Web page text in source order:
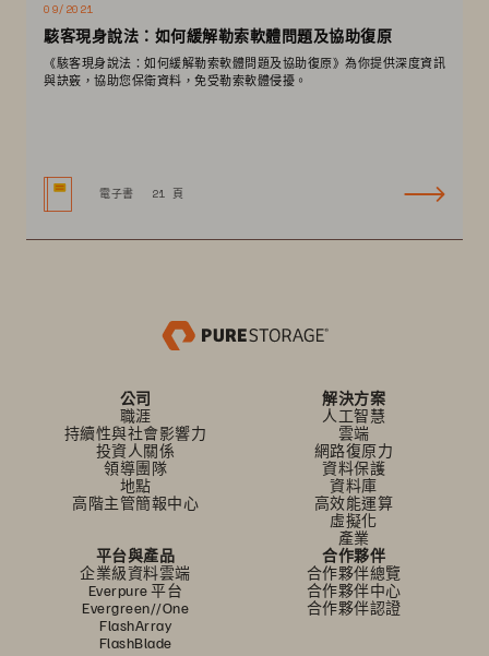
09/2021
駭客現身說法：如何緩解勒索軟體問題及協助復原
《駭客現身說法：如何緩解勒索軟體問題及協助復原》為你提供深度資訊
與訣竅，協助您保衛資料，免受勒索軟體侵擾。
電子書 21 頁
公司
職涯
持續性與社會影響力
投資人關係
領導團隊
地點
高階主管簡報中心
解決方案
人工智慧
雲端
網路復原力
資料保護
資料庫
高效能運算
虛擬化
產業
平台與產品
企業級資料雲端
Everpure 平台
Evergreen//One
FlashArray
FlashBlade
合作夥伴
合作夥伴總覽
合作夥伴中心
合作夥伴認證